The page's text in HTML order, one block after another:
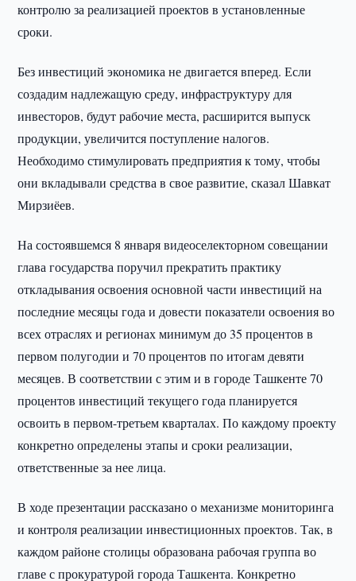
контролю за реализацией проектов в установленные
сроки.
Без инвестиций экономика не двигается вперед. Если
создадим надлежащую среду, инфраструктуру для
инвесторов, будут рабочие места, расширится выпуск
продукции, увеличится поступление налогов.
Необходимо стимулировать предприятия к тому, чтобы
они вкладывали средства в свое развитие, сказал Шавкат
Мирзиёев.
На состоявшемся 8 января видеоселекторном совещании
глава государства поручил прекратить практику
откладывания освоения основной части инвестиций на
последние месяцы года и довести показатели освоения во
всех отраслях и регионах минимум до 35 процентов в
первом полугодии и 70 процентов по итогам девяти
месяцев. В соответствии с этим и в городе Ташкенте 70
процентов инвестиций текущего года планируется
освоить в первом-третьем кварталах. По каждому проекту
конкретно определены этапы и сроки реализации,
ответственные за нее лица.
В ходе презентации рассказано о механизме мониторинга
и контроля реализации инвестиционных проектов. Так, в
каждом районе столицы образована рабочая группа во
главе с прокуратурой города Ташкента. Конкретно